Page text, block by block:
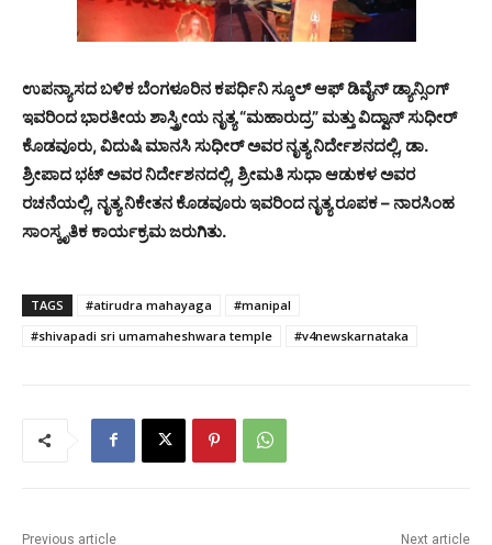
ಉಪನ್ಯಾಸದ ಬಳಿಕ ಬೆಂಗಳೂರಿನ ಕಪರ್ಧಿನಿ ಸ್ಕೂಲ್ ಆಫ್ ಡಿವೈನ್ ಡ್ಯಾನ್ಸಿಂಗ್
ಇವರಿಂದ ಭಾರತೀಯ ಶಾಸ್ತ್ರೀಯ ನೃತ್ಯ “ಮಹಾರುದ್ರ” ಮತ್ತು ವಿದ್ವಾನ್ ಸುಧೀರ್
ಕೊಡವೂರು, ವಿದುಷಿ ಮಾನಸಿ ಸುಧೀರ್ ಅವರ ನೃತ್ಯ ನಿರ್ದೇಶನದಲ್ಲಿ, ಡಾ.
ಶ್ರೀಪಾದ ಭಟ್ ಅವರ ನಿರ್ದೇಶನದಲ್ಲಿ, ಶ್ರೀಮತಿ ಸುಧಾ ಆಡುಕಳ ಅವರ
ರಚನೆಯಲ್ಲಿ, ನೃತ್ಯ ನಿಕೇತನ ಕೊಡವೂರು ಇವರಿಂದ ನೃತ್ಯ ರೂಪಕ – ನಾರಸಿಂಹ
ಸಾಂಸ್ಕೃತಿಕ ಕಾರ್ಯಕ್ರಮ ಜರುಗಿತು.
TAGS #atirudra mahayaga
#manipal
#shivapadi sri umamaheshwara temple
#v4newskarnataka
Previous article Next article